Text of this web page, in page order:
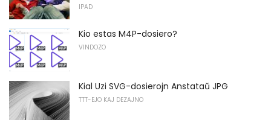
IPAD
Kio estas M4P-dosiero?
VINDOZO
Kial Uzi SVG-dosierojn Anstataŭ JPG
TTT-EJO KAJ DEZAJNO